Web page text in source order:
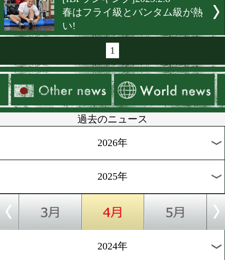
フライ級マーチ! 長嶺竜久
坂駿がランクイン!
[WBAランキング]2025.3.1
松本流星がWBAミニマム
にジャンプイン!
[日本ランキング]2025.2.28
フェザー級に動きあり。海
の大湾硫斗と亀田京之介
[WBCランキング]2025.2.8
WBC2月の特別賞はフルト
[IBFランキング]2025.2.8
春はフライ級とバンタム級